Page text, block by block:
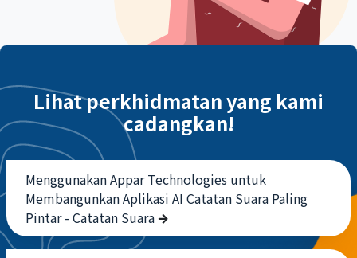
Lihat perkhidmatan yang kami
cadangkan!
Menggunakan Appar Technologies untuk
Membangunkan Aplikasi AI Catatan Suara Paling
Pintar - Catatan Suara